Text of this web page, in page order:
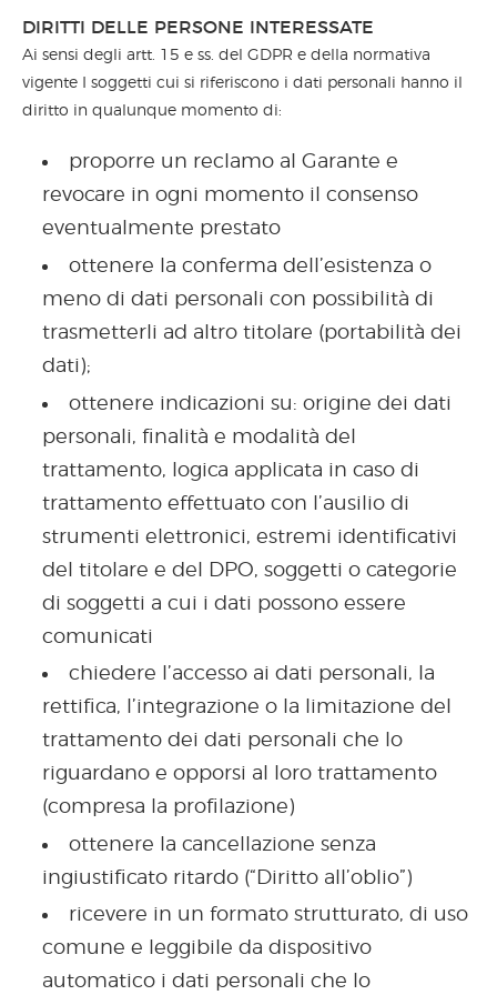
DIRITTI DELLE PERSONE INTERESSATE
Ai sensi degli artt. 15 e ss. del GDPR e della normativa
vigente I soggetti cui si riferiscono i dati personali hanno il
diritto in qualunque momento di:
proporre un reclamo al Garante e
revocare in ogni momento il consenso
eventualmente prestato
ottenere la conferma dell’esistenza o
meno di dati personali con possibilità di
trasmetterli ad altro titolare (portabilità dei
dati);
ottenere indicazioni su: origine dei dati
personali, finalità e modalità del
trattamento, logica applicata in caso di
trattamento effettuato con l’ausilio di
strumenti elettronici, estremi identificativi
del titolare e del DPO, soggetti o categorie
di soggetti a cui i dati possono essere
comunicati
chiedere l’accesso ai dati personali, la
rettifica, l’integrazione o la limitazione del
trattamento dei dati personali che lo
riguardano e opporsi al loro trattamento
(compresa la profilazione)
ottenere la cancellazione senza
ingiustificato ritardo (“Diritto all’oblio”)
ricevere in un formato strutturato, di uso
comune e leggibile da dispositivo
automatico i dati personali che lo